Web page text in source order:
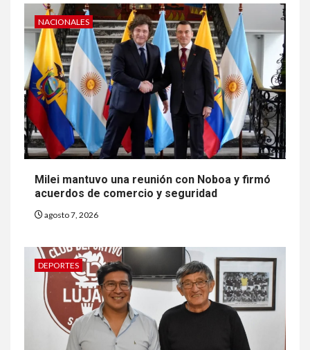
NACIONALES
Milei mantuvo una reunión con Noboa y firmó
acuerdos de comercio y seguridad
agosto 7, 2026
DEPORTES